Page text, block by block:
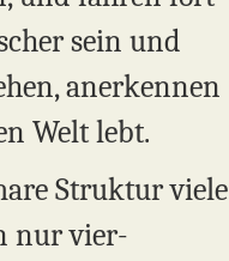
sein und
anerkennen
Welt lebt.
Struktur viele
nur vier-